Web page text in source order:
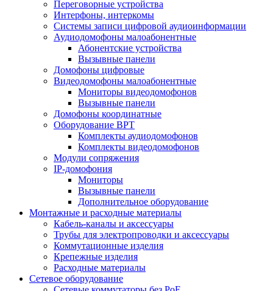
Переговорные устройства
Интерфоны, интеркомы
Системы записи цифровой аудиоинформации
Аудиодомофоны малоабонентные
Абонентские устройства
Вызывные панели
Домофоны цифровые
Видеодомофоны малоабонентные
Мониторы видеодомофонов
Вызывные панели
Домофоны координатные
Оборудование ВРТ
Комплекты аудиодомофонов
Комплекты видеодомофонов
Модули сопряжения
IP-домофония
Мониторы
Вызывные панели
Дополнительное оборудование
Монтажные и расходные материалы
Кабель-каналы и аксессуары
Трубы для электропроводки и аксессуары
Коммутационные изделия
Крепежные изделия
Расходные материалы
Сетевое оборудование